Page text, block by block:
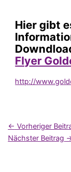
Hier gibt
Flyer
http://
← Vorheriger
Nächster Beitrag